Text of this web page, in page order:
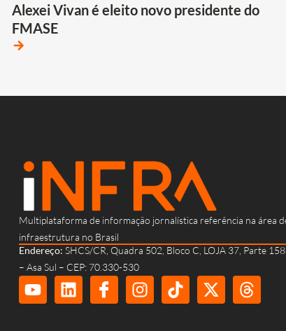
Alexei Vivan é eleito novo presidente do
FMASE
arrow_forward
Multiplataforma de informação jornalística referência na área
infraestrutura no Brasil
Endereço: SHCS/CR, Quadra 502, Bloco C, LOJA 37, Parte
– Asa Sul – CEP: 70.330-530